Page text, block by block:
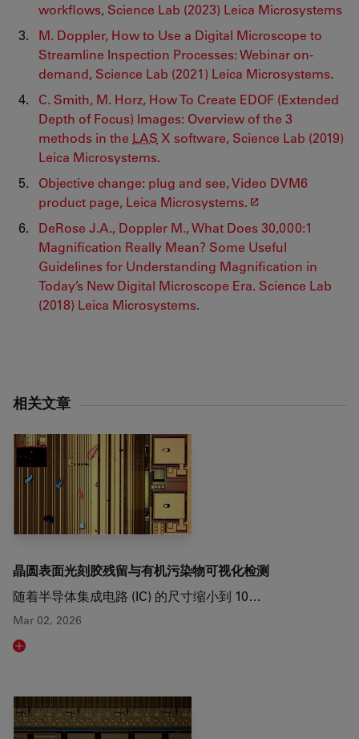
workflows, Science Lab (2023) Leica Microsystems
M. Doppler, How to Use a Digital Microscope to
Streamline Inspection Processes: Webinar on-
demand, Science Lab (2021) Leica Microsystems.
C. Smith, M. Horz, How To Create EDOF (Extended
Depth of Focus) Images: Overview of the 3
methods in the LAS X software, Science Lab (2019)
Leica Microsystems.
Objective change: plug and see, Video DVM6
product page, Leica Microsystems.
DeRose J.A., Doppler M., What Does 30,000:1
Magnification Really Mean? Some Useful
Guidelines for Understanding Magnification in
Today’s New Digital Microscope Era. Science Lab
(2018) Leica Microsystems.
相关文章
晶圆表面光刻胶残留与有机污染物可视化检测
随着半导体集成电路 (IC) 的尺寸缩小到 10…
Mar 02, 2026
Read article